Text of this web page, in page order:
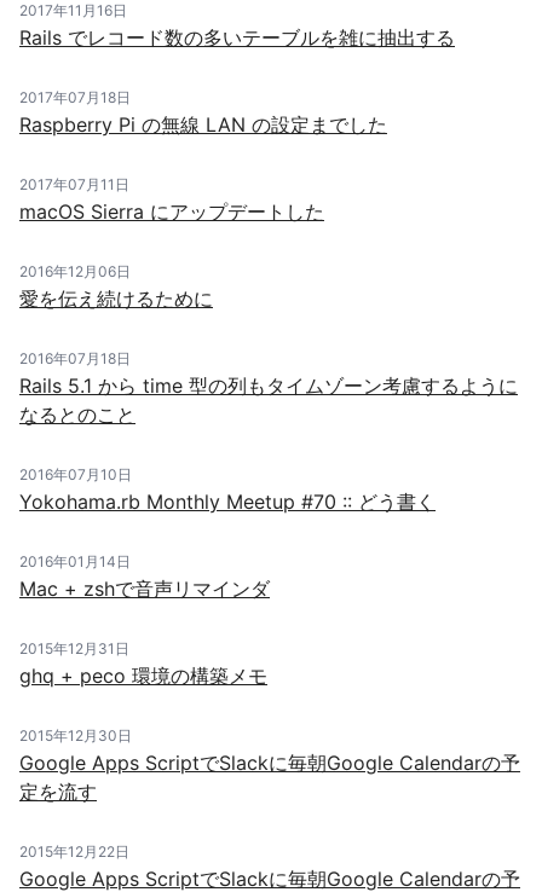
2017年11月16日
Rails でレコード数の多いテーブルを雑に抽出する
2017年07月18日
Raspberry Pi の無線 LAN の設定までした
2017年07月11日
macOS Sierra にアップデートした
2016年12月06日
愛を伝え続けるために
2016年07月18日
Rails 5.1 から time 型の列もタイムゾーン考慮するように
なるとのこと
2016年07月10日
Yokohama.rb Monthly Meetup #70 :: どう書く
2016年01月14日
Mac + zshで音声リマインダ
2015年12月31日
ghq + peco 環境の構築メモ
2015年12月30日
Google Apps ScriptでSlackに毎朝Google Calendarの予
定を流す
2015年12月22日
Google Apps ScriptでSlackに毎朝Google Calendarの予